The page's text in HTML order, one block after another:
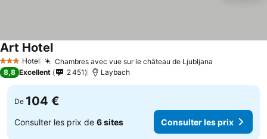
3 ÉtoilesHotel Chambres avec vue sur le château de Ljubljana
Art HotelConsulter les prix
8,8 Excellent 2 451 Laybach
De 104 €
Consulter les prix de 6 sites Consulter les prix